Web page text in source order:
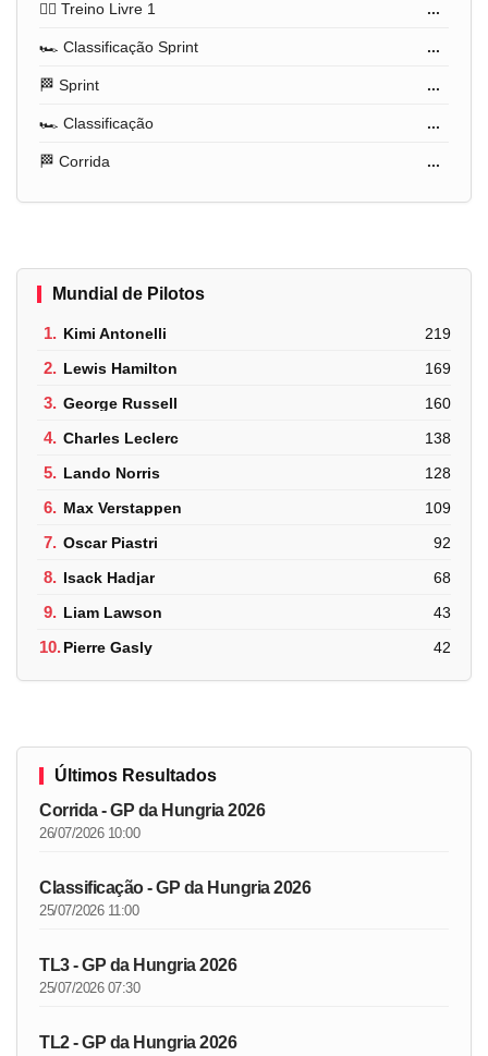
🏋️‍♂️ Treino Livre 1 ...
🏎️ Classificação Sprint ...
🏁 Sprint ...
🏎️ Classificação ...
🏁 Corrida ...
Mundial de Pilotos
1. Kimi Antonelli 219
2. Lewis Hamilton 169
3. George Russell 160
4. Charles Leclerc 138
5. Lando Norris 128
6. Max Verstappen 109
7. Oscar Piastri 92
8. Isack Hadjar 68
9. Liam Lawson 43
10.Pierre Gasly 42
Últimos Resultados
Corrida - GP da Hungria 2026
26/07/2026 10:00
Classificação - GP da Hungria 2026
25/07/2026 11:00
TL3 - GP da Hungria 2026
25/07/2026 07:30
TL2 - GP da Hungria 2026